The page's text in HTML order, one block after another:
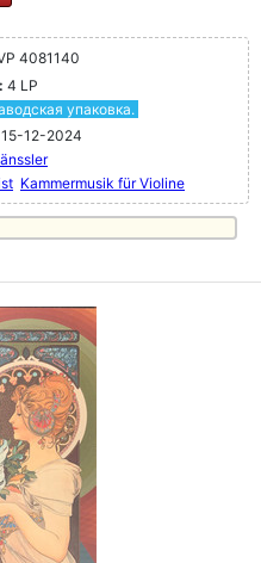
4081140
4 LP
упаковка.
15-12-2024
Kammermusik für Violine